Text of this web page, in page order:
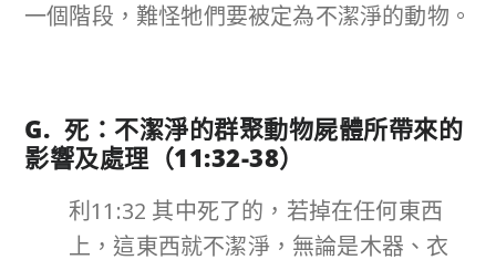
一個階段，難怪牠們要被定為不潔淨的動物。
G. 死： 不潔淨的群聚動物屍體所帶來的
影響及處理 （11:32-38）
利11:32 其中死了的，若掉在任何東西
上，這東西就不潔淨，無論是木器、衣